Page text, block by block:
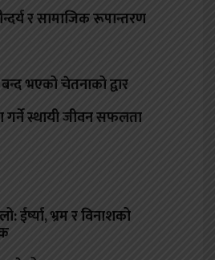
र सामाजिक रूपान्तरण
भएको चेतनाको द्वार
गर्ने स्थायी जीवन सफलता
ईर्ष्या, भ्रम र विनाशको